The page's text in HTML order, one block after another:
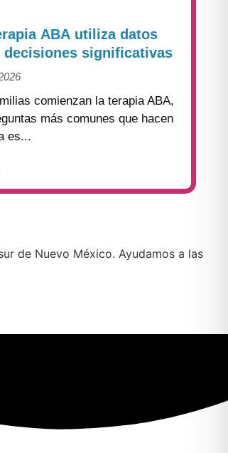
ABA utiliza datos
decisiones significativas
comienzan la terapia ABA,
más comunes que hacen
es...
de Nuevo México. Ayudamos a las